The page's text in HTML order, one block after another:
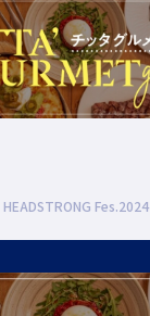
HEADSTRONG Fes.2024